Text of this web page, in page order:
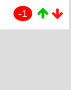
-1